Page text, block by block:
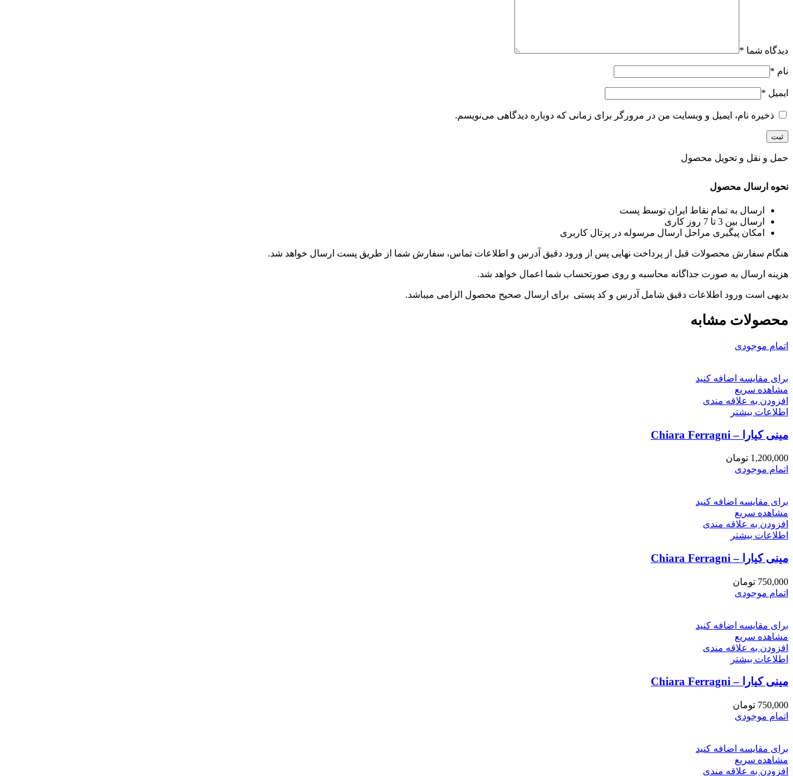
دیدگاه شما *
نام *
ایمیل *
ذخیره نام، ایمیل و وبسایت من در مرورگر برای زمانی که دوباره دیدگاهی می‌نویسم.
حمل و نقل و تحویل محصول
نحوه ارسال محصول
ارسال به تمام نقاط ایران توسط پست
ارسال بین 3 تا 7 روز کاری
امکان پیگیری مراحل ارسال مرسوله در پرتال کاربری
هنگام سفارش محصولات قبل از پرداخت نهایی پس از ورود دقیق آدرس و اطلاعات تماس، سفارش شما از طریق پست ارسال خواهد شد.
هزینه ارسال به صورت جداگانه محاسبه و روی صورتحساب شما اعمال خواهد شد.
بدیهی است ورود اطلاعات دقیق شامل آدرس و کد پستی برای ارسال صحیح محصول الزامی میباشد.
محصولات مشابه
اتمام موجودی
برای مقایسه اضافه کنید
مشاهده سریع
افزودن به علاقه مندی
اطلاعات بیشتر
مینی کیارا – Chiara Ferragni
1,200,000 تومان
اتمام موجودی
برای مقایسه اضافه کنید
مشاهده سریع
افزودن به علاقه مندی
اطلاعات بیشتر
مینی کیارا – Chiara Ferragni
750,000 تومان
اتمام موجودی
برای مقایسه اضافه کنید
مشاهده سریع
افزودن به علاقه مندی
اطلاعات بیشتر
مینی کیارا – Chiara Ferragni
750,000 تومان
اتمام موجودی
برای مقایسه اضافه کنید
مشاهده سریع
افزودن به علاقه مندی